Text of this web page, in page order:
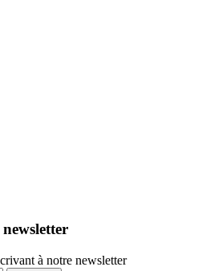
à notre newsletter